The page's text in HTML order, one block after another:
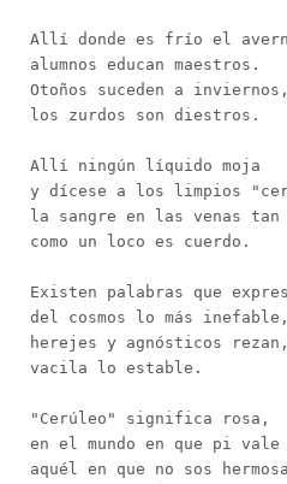
Allí donde es frío el
alumnos educan maestros.
Otoños suceden a
los zurdos son diestros.
Allí ningún líquido moja
y dícese a los limpios
la sangre en las venas
como un loco es cuerdo.
Existen palabras que
del cosmos lo más
herejes y agnósticos
vacila lo estable.
"Cerúleo" significa rosa,
en el mundo en que pi
aquél en que no sos